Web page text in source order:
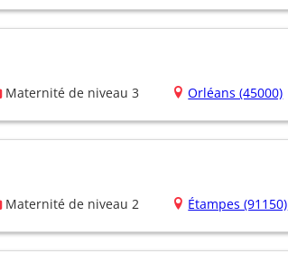
Maternité de niveau 3 Orléans (45000)
Maternité de niveau 2 Étampes (91150)